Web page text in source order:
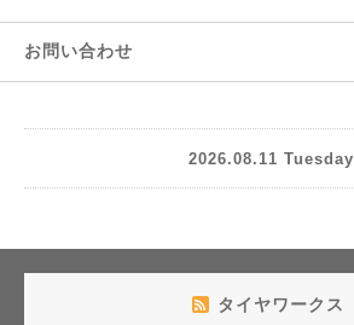
お問い合わせ
2026.08.11 Tuesday
タイヤワークス